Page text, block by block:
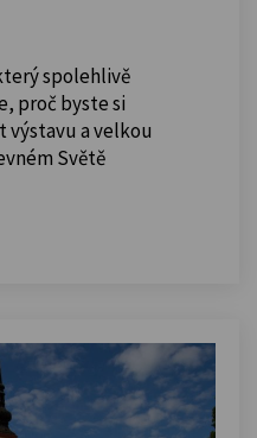
spolehlivě
proč byste si
výstavu a velkou
Světě